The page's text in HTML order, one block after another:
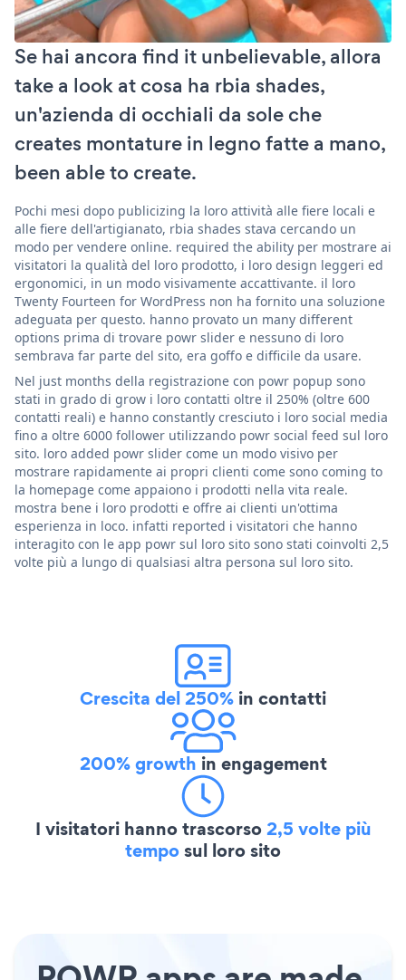
Se hai ancora find it unbelievable, allora
take a look at cosa ha rbia shades,
un'azienda di occhiali da sole che
creates montature in legno fatte a mano,
been able to create.
Pochi mesi dopo publicizing la loro attività alle fiere locali e
alle fiere dell'artigianato, rbia shades stava cercando un
modo per vendere online. required the ability per mostrare ai
visitatori la qualità del loro prodotto, i loro design leggeri ed
ergonomici, in un modo visivamente accattivante. il loro
Twenty Fourteen for WordPress non ha fornito una soluzione
adeguata per questo. hanno provato un many different
options prima di trovare powr slider e nessuno di loro
sembrava far parte del sito, era goffo e difficile da usare.
Nel just months della registrazione con powr popup sono
stati in grado di grow i loro contatti oltre il 250% (oltre 600
contatti reali) e hanno constantly cresciuto i loro social media
fino a oltre 6000 follower utilizzando powr social feed sul loro
sito. loro added powr slider come un modo visivo per
mostrare rapidamente ai propri clienti come sono coming to
la homepage come appaiono i prodotti nella vita reale.
mostra bene i loro prodotti e offre ai clienti un'ottima
esperienza in loco. infatti reported i visitatori che hanno
interagito con le app powr sul loro sito sono stati coinvolti 2,5
volte più a lungo di qualsiasi altra persona sul loro sito.
Crescita del 250% in contatti
200% growth in engagement
I visitatori hanno trascorso2,5 volte più
temposul loro sito